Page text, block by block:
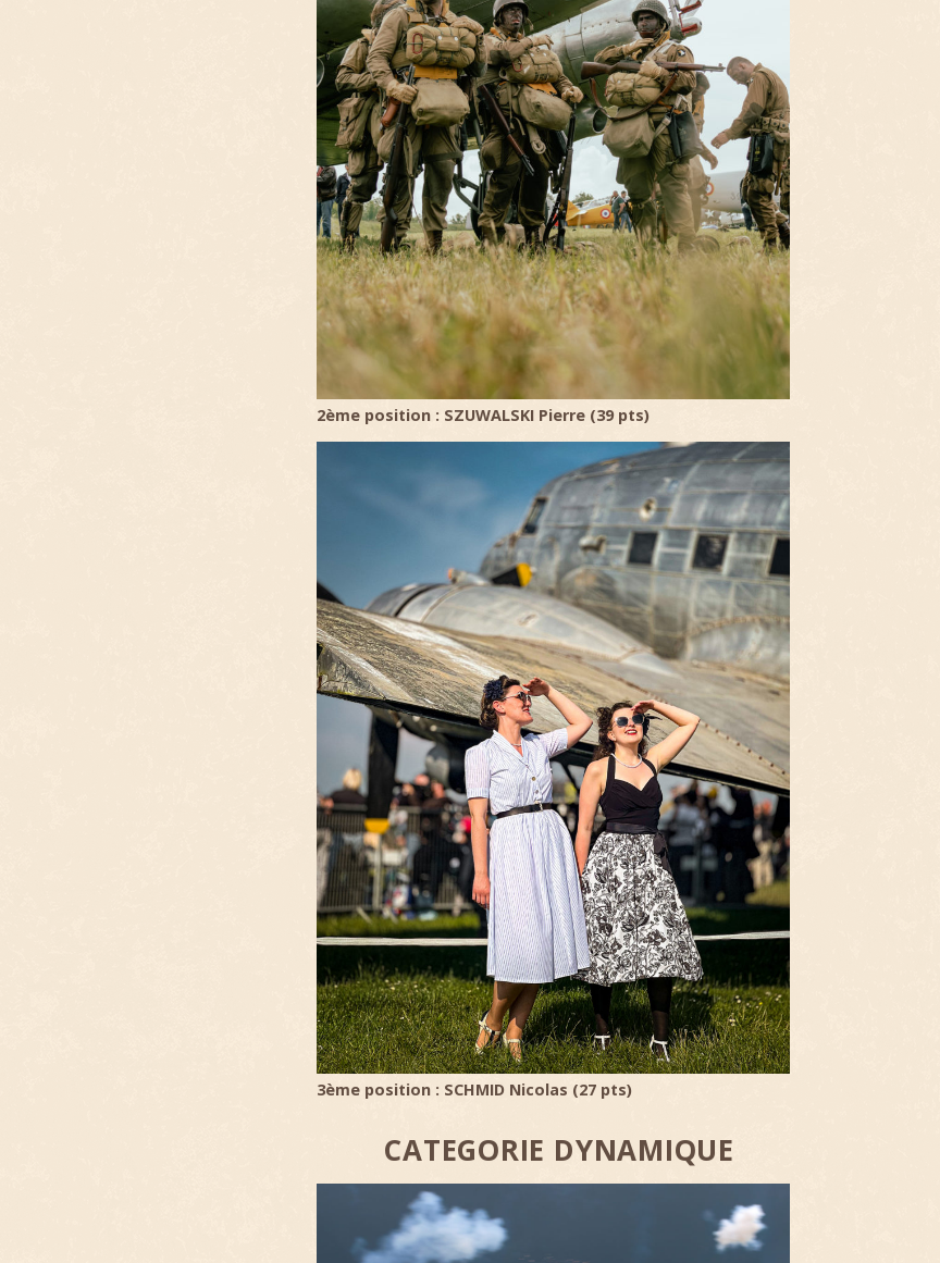
2ème position : SZUWALSKI Pierre (39 pts)
3ème position : SCHMID Nicolas (27 pts)
CATEGORIE DYNAMIQUE